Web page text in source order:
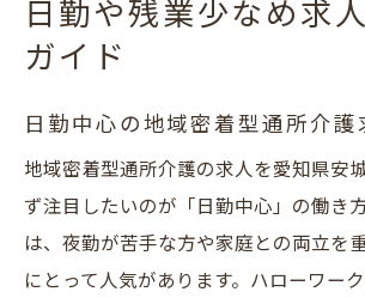
日勤や残業少なめ求
ガイド
日勤中心の地域密着型通所介護
地域密着型通所介護の求人を愛知県安
ず注目したいのが「日勤中心」の働き
は、夜勤が苦手な方や家庭との両立を
にとって人気があります。ハローワー